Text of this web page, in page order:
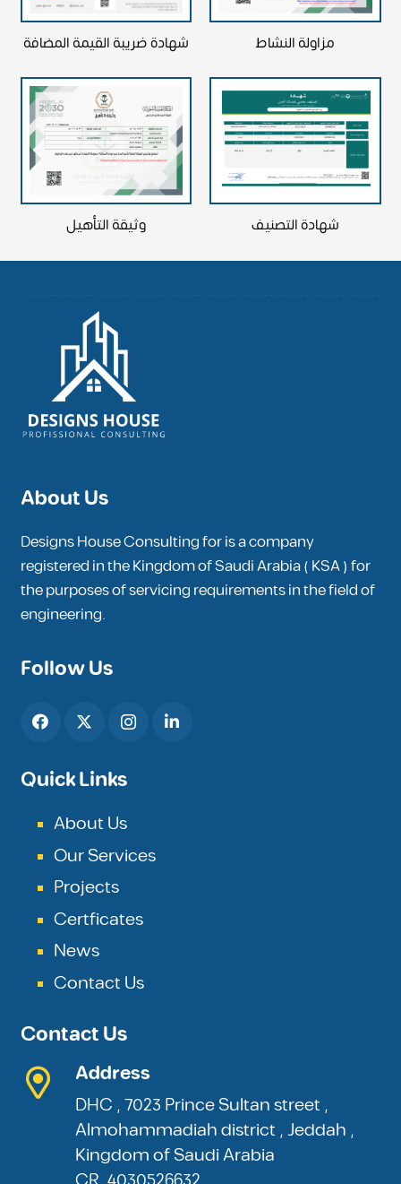
شهادة ضريبة القيمة المضافة مزاولة النشاط
وثيقة التأهيل شهادة التصنيف
About Us
Designs House Consulting for is a company
registered in the Kingdom of Saudi Arabia ( KSA ) for
the purposes of servicing requirements in the field of
engineering.
Follow Us
Quick Links
About Us
Our Services
Projects
Certficates
News
Contact Us
Contact Us
Address
DHC , 7023 Prince Sultan street ,
Almohammadiah district , Jeddah ,
Kingdom of Saudi Arabia